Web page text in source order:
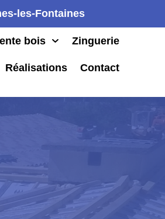
les-Fontaines
bois Zinguerie
Réalisations Contact